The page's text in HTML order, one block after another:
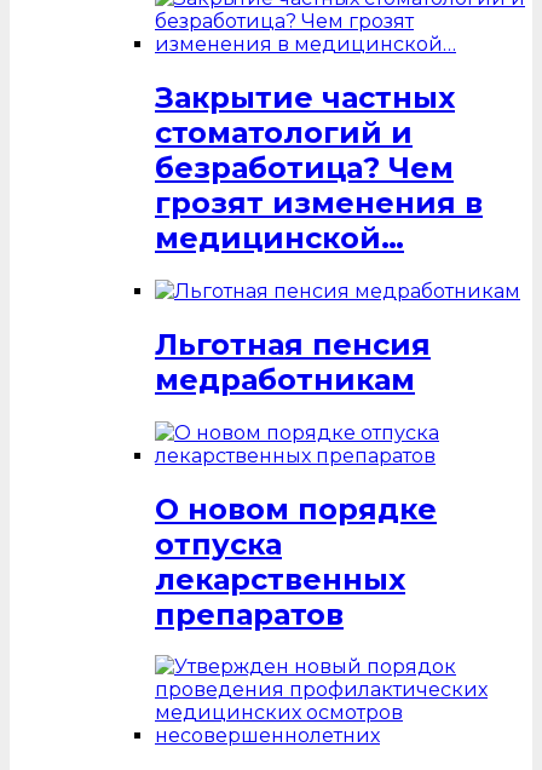
Закрытие частных
стоматологий и
безработица? Чем
грозят изменения в
медицинской…
Льготная пенсия
медработникам
О новом порядке
отпуска
лекарственных
препаратов